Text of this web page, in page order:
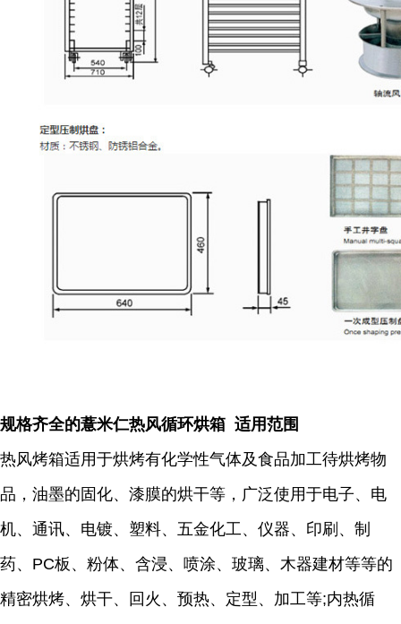
规格齐全的薏米仁热风循环烘箱 适用范围
热风烤箱适用于烘烤有化学性气体及食品加工待烘烤物
品，油墨的固化、漆膜的烘干等，广泛使用于电子、电
机、通讯、电镀、塑料、五金化工、仪器、印刷、制
药、PC板、粉体、含浸、喷涂、玻璃、木器建材等等的
精密烘烤、烘干、回火、预热、定型、加工等;内热循